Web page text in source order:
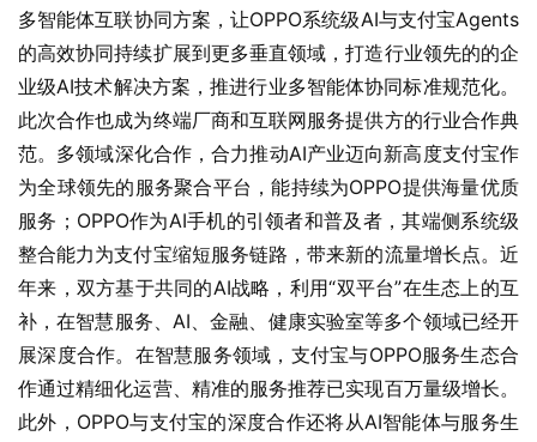
多智能体互联协同方案，让OPPO系统级AI与支付宝Agents
的高效协同持续扩展到更多垂直领域，打造行业领先的的企
业级AI技术解决方案，推进行业多智能体协同标准规范化。
此次合作也成为终端厂商和互联网服务提供方的行业合作典
范。多领域深化合作，合力推动AI产业迈向新高度支付宝作
为全球领先的服务聚合平台，能持续为OPPO提供海量优质
服务；OPPO作为AI手机的引领者和普及者，其端侧系统级
整合能力为支付宝缩短服务链路，带来新的流量增长点。近
年来，双方基于共同的AI战略，利用“双平台”在生态上的互
补，在智慧服务、AI、金融、健康实验室等多个领域已经开
展深度合作。在智慧服务领域，支付宝与OPPO服务生态合
作通过精细化运营、精准的服务推荐已实现百万量级增长。
此外，OPPO与支付宝的深度合作还将从AI智能体与服务生